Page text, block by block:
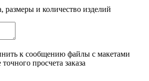
размеры и количество изделий
к сообщению файлы с макетами
просчета заказа